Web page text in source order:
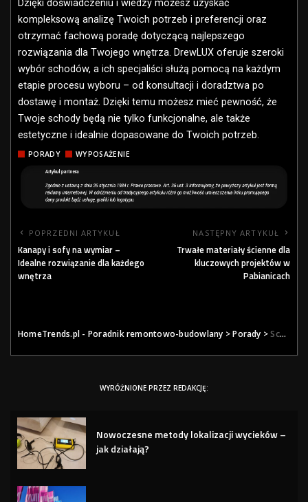
Dzięki doświadczeniu i wiedzy możesz uzyskać
kompleksową analizę Twoich potrzeb i preferencji oraz
otrzymać fachową poradę dotyczącą najlepszego
rozwiązania dla Twojego wnętrza. DrewLUX oferuje szeroki
wybór schodów, a ich specjaliści służą pomocą na każdym
etapie procesu wyboru – od konsultacji i doradztwa po
dostawę i montaż. Dzięki temu możesz mieć pewność, że
Twoje schody będą nie tylko funkcjonalne, ale także
estetyczne i idealnie dopasowane do Twoich potrzeb.
PORADY WYPOSAŻENIE
POPRZEDNI ARTYKUŁ
Kanapy i sofy na wymiar –
Idealne rozwiązanie dla każdego
wnętrza
NASTĘPNY ARTYKUŁ
Trwałe materiały ścienne dla
kluczowych projektów w
Pabianicach
HomeTrends.pl - Poradnik remontowo-budowlany >Porady >Schody drewniane vs metalowe: porównanie wytrzymałości i estetyki
WYRÓŻNIONE PRZEZ REDAKCJĘ:
Nowoczesne metody lokalizacji wycieków –
jak działają?